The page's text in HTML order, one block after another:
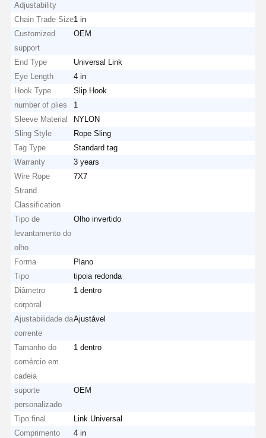
Adjustability
Chain Trade Size1 in
Customized
support
OEM
End Type
Universal Link
Eye Length
4 in
Hook Type
Slip Hook
number of plies
1
Sleeve Material
NYLON
Sling Style
Rope Sling
Tag Type
Standard tag
Warranty
3 years
Wire Rope
Strand
Classification
7X7
Tipo de
levantamento do
olho
Olho invertido
Forma
Plano
Tipo
tipoia redonda
Diâmetro
corporal
1 dentro
Ajustabilidade da
corrente
Ajustável
Tamanho do
comércio em
cadeia
1 dentro
suporte
personalizado
OEM
Tipo final
Link Universal
Comprimento
4 in